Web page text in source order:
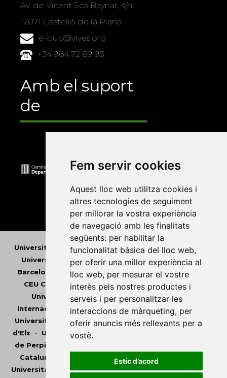
Fem servir cookies
Aquest lloc web utilitza cookies i
altres tecnologies de seguiment
per millorar la vostra experiència
de navegació amb les finalitats
següents: per habilitar la
funcionalitat bàsica del lloc web,
per oferir una millor experiència al
lloc web, per mesurar el vostre
interès pels nostres productes i
serveis i per personalitzar les
interaccions de màrqueting, per
oferir anuncis més rellevants per a
vostè.
Estic d’acord
Av. de Vicent Sos Baynat, s/n
12071 Castelló de la Plana
e-buc@vives.org
+34 964 72 89 93
Amb el suport
de
Universitat Abat Oliba CEU•Universitat d'Alacant
Universitat d'Andorra•Universitat Autònoma de
Barcelona
Universitat de Barcelona•Universitat
CEU Cardenal Herrera• Universitat de Girona
Universitat de les Illes Balears•Universitat
Internacional de Catalunya • Universitat Jaume I
Universitat de Lleida •Universitat Miguel Hernández
d'Elx• Universitat Oberta de Catalunya
de Perpinyà Via Domitia
Catalunya
Universitat Politècnica de València
Universitat Pompeu Fabra•Universitat Ramon Llull